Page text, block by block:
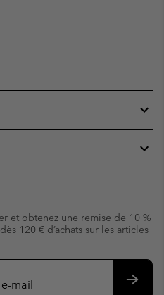
et obtenez une remise de 10 %
120 € d’achats sur les articles